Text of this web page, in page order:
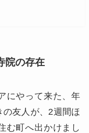
院の存在
にやって来た、年
友人が、2週間ほ
む町へ出かけまし